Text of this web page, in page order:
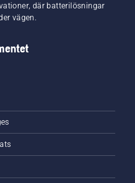
där batterilösningar
vägen.